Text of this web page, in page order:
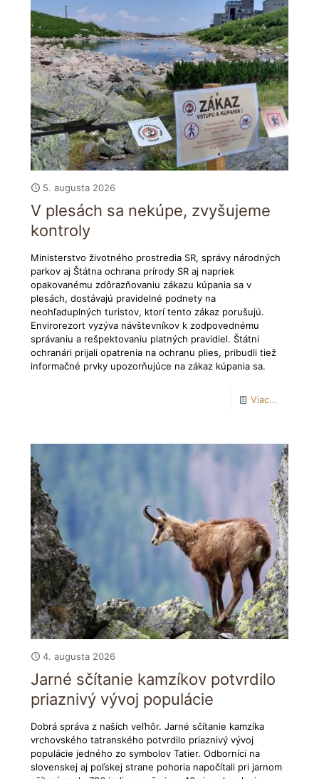
5. augusta 2026
V plesách sa nekúpe, zvyšujeme
kontroly
Ministerstvo životného prostredia SR, správy národných
parkov aj Štátna ochrana prírody SR aj napriek
opakovanému zdôrazňovaniu zákazu kúpania sa v
plesách, dostávajú pravidelné podnety na
neohľaduplných turistov, ktorí tento zákaz porušujú.
Envirorezort vyzýva návštevníkov k zodpovednému
správaniu a rešpektovaniu platných pravidiel. Štátni
ochranári prijali opatrenia na ochranu plies, pribudli tiež
informačné prvky upozorňujúce na zákaz kúpania sa.
Viac...
4. augusta 2026
Jarné sčítanie kamzíkov potvrdilo
priaznivý vývoj populácie
Dobrá správa z našich veľhôr. Jarné sčítanie kamzíka
vrchovského tatranského potvrdilo priaznivý vývoj
populácie jedného zo symbolov Tatier. Odborníci na
slovenskej aj poľskej strane pohoria napočítali pri jarnom